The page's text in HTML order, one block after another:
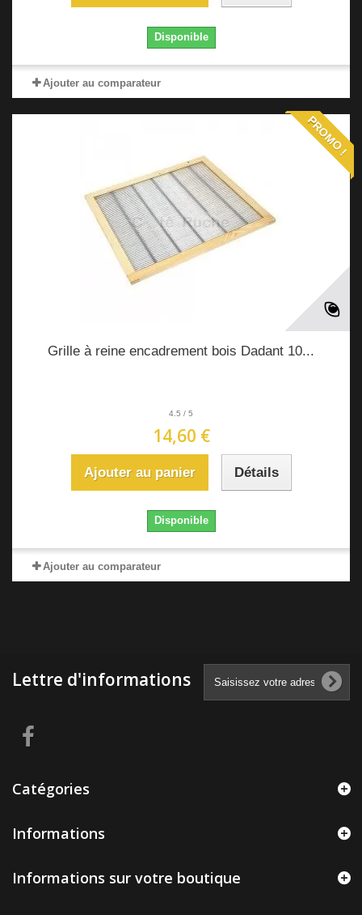
Disponible
Ajouter au comparateur
PROMO !
Grille à reine encadrement bois Dadant 10...
4.5 / 5
14,60 €
Ajouter au panier Détails
Disponible
Ajouter au comparateur
Lettre d'informations
Catégories
Informations
Informations sur votre boutique